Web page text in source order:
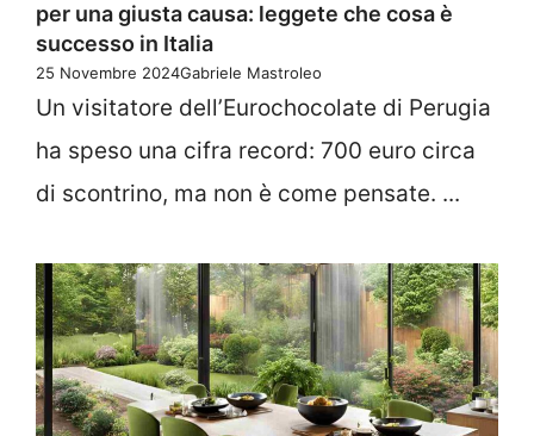
per una giusta causa: leggete che cosa è
successo in Italia
25 Novembre 2024Gabriele Mastroleo
Un visitatore dell’Eurochocolate di Perugia
ha speso una cifra record: 700 euro circa
di scontrino, ma non è come pensate. ...